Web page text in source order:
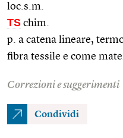
loc.s.m.
TS chim.
p. a catena lineare,
fibra tessile e come
Correzioni e suggerimenti
Condividi